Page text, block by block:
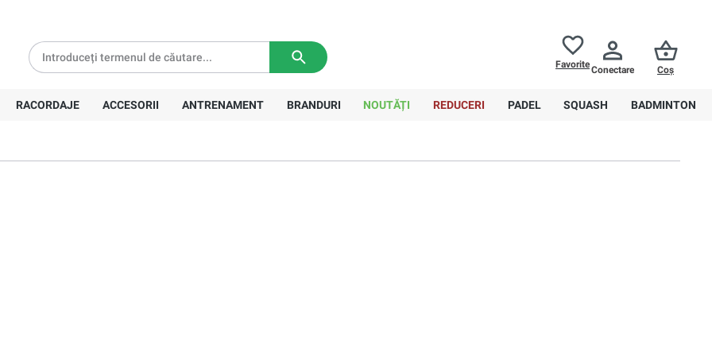
FavoriteConectare Coș
RACORDAJE ACCESORII ANTRENAMENT BRANDURI NOUTĂȚI REDUCERI PADEL SQUASH BADMINTON
Sortare